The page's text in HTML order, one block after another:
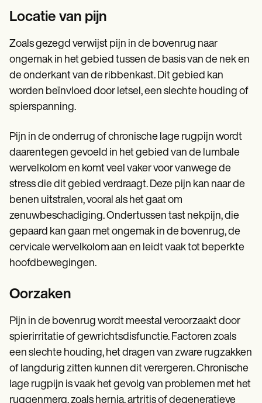
Locatie van pijn
Zoals gezegd verwijst pijn in de bovenrug naar
ongemak in het gebied tussen de basis van de nek en
de onderkant van de ribbenkast. Dit gebied kan
worden beïnvloed door letsel, een slechte houding of
spierspanning.
Pijn in de onderrug of chronische lage rugpijn wordt
daarentegen gevoeld in het gebied van de lumbale
wervelkolom en komt veel vaker voor vanwege de
stress die dit gebied verdraagt. Deze pijn kan naar de
benen uitstralen, vooral als het gaat om
zenuwbeschadiging. Ondertussen tast nekpijn, die
gepaard kan gaan met ongemak in de bovenrug, de
cervicale wervelkolom aan en leidt vaak tot beperkte
hoofdbewegingen.
Oorzaken
Pijn in de bovenrug wordt meestal veroorzaakt door
spierirritatie of gewrichtsdisfunctie. Factoren zoals
een slechte houding, het dragen van zware rugzakken
of langdurig zitten kunnen dit verergeren. Chronische
lage rugpijn is vaak het gevolg van problemen met het
ruggenmerg, zoals hernia, artritis of degeneratieve